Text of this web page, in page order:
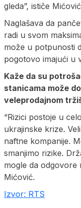
gleda”, ističe
Naglašava da
radi u svom
može u potpunosti
pogotovo imajući u
Kaže da su
stanicama može
veleprodajnom
“Rizici postoje u
ukrajinske krize.
naftne kompanije.
smanjimo rizike.
mogle da odgovore
Mićović.
Izvor: RTS